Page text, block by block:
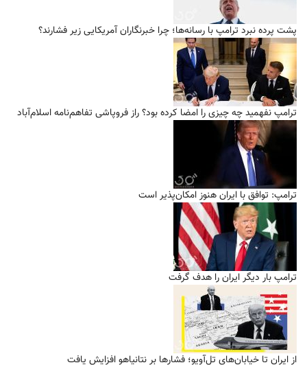
پشت پرده نبرد ترامپ با رسانه‌ها؛ چرا خبرنگاران آمریکایی زیر فشارند؟
ترامپ نفهمید چه چیزی را امضا کرده بود؟ راز فروپاشی تفاهم‌نامه اسلام‌آباد
ترامپ: توافق با ایران هنوز امکان‌پذیر است
ترامپ بار دیگر ایران را هدف گرفت
از ایران تا خیابان‌های تل‌آویو؛ فشارها بر نتانیاهو افزایش یافت